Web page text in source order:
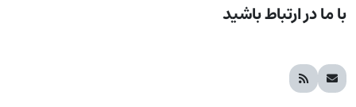
با ما در ارتباط باشید